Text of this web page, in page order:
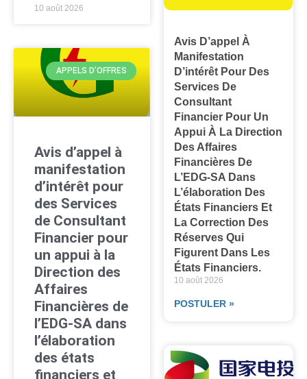
10 août 2026
APPELS D'OFFRES
Avis d’appel à
manifestation
d’intérêt pour
des Services
de Consultant
Financier pour
un appui à la
Direction des
Affaires
Financières de
l’EDG-SA dans
l’élaboration
des états
financiers et
Avis D’appel À
Manifestation
D’intérêt Pour Des
Services De
Consultant
Financier Pour Un
Appui À La Direction
Des Affaires
Financières De
L’EDG-SA Dans
L’élaboration Des
États Financiers Et
La Correction Des
Réserves Qui
Figurent Dans Les
États Financiers.
10 août 2026
POSTULER »